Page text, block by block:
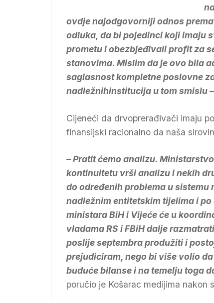
ovdje najodgovorniji odnos
odluka, da bi pojedinci koji imaju
prometu i obezbjeđivali profit za
stanovima. Mislim da je ovo bila
saglasnost kompletne poslovne
nadležnihinstitucija u tom smislu –
Cijeneći da drvoprerađivači imaju
finansijski racionalno da naša
– Pratit ćemo analizu.
kontinuitetu vrši analizu i nekih
do određenih problema u
nadležnim entitetskim tijelima i
ministara BiH i Vijeće će u
vladama RS i FBiH dalje
poslije septembra produžiti i
prejudiciram, nego bi više volio
buduće bilanse i na temelju toga
poručio je Košarac medijima nakon